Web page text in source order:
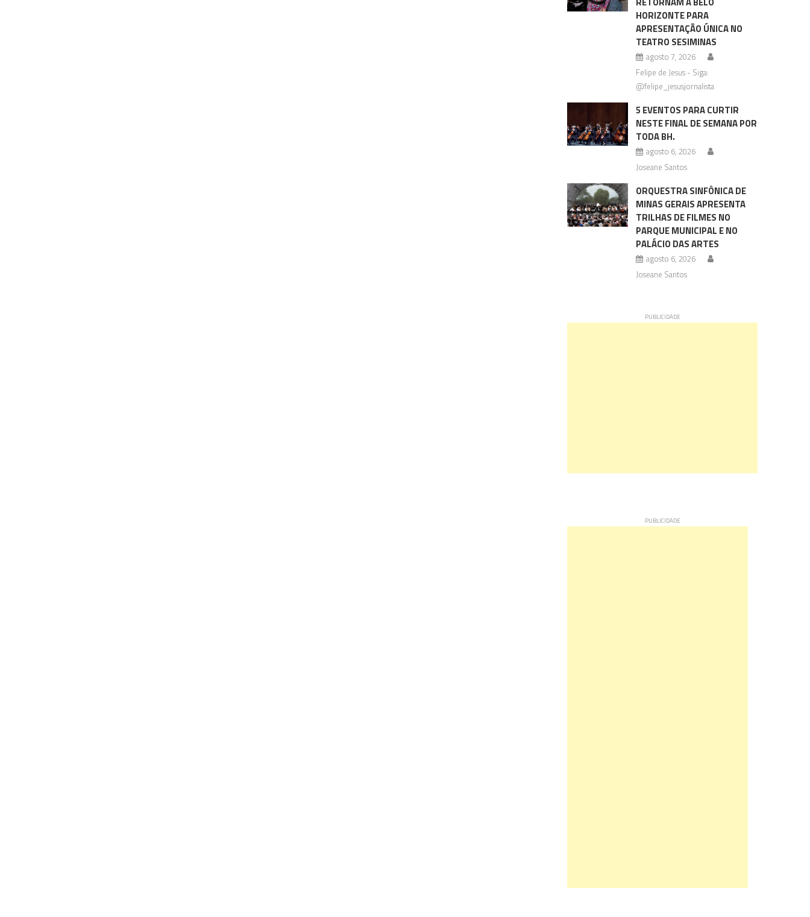
HORIZONTE PARA
APRESENTAÇÃO ÚNICA NO
TEATRO SESIMINAS
agosto 7, 2026
Felipe de Jesus - Siga:
@felipe_jesusjornalista
5 EVENTOS PARA CURTIR
NESTE FINAL DE SEMANA POR
TODA BH.
agosto 6, 2026
Joseane Santos
ORQUESTRA SINFÔNICA DE
MINAS GERAIS APRESENTA
TRILHAS DE FILMES NO
PARQUE MUNICIPAL E NO
PALÁCIO DAS ARTES
agosto 6, 2026
Joseane Santos